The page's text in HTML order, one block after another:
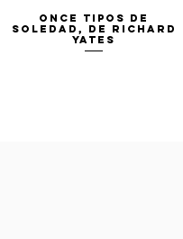
Vista rápida
Once tipos de
soledad, de Richard
Yates